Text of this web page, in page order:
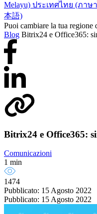
Melayu) ประเทศไทย (ภาษ
本語)
Puoi cambiare la tua regione
Blog Bitrix24 e Office365:
Bitrix24 e Office365:
Comunicazioni
1 min
1474
Pubblicato: 15 Agosto 2022
Pubblicato: 15 Agosto 2022